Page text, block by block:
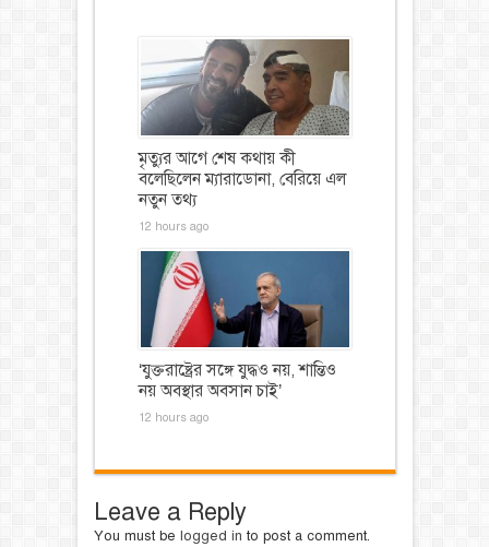
মৃত্যুর আগে শেষ কথায় কী
বলেছিলেন ম্যারাডোনা, বেরিয়ে এল
নতুন তথ্য
12 hours ago
‘যুক্তরাষ্ট্রের সঙ্গে যুদ্ধও নয়, শান্তিও
নয় অবস্থার অবসান চাই’
12 hours ago
Leave a Reply
You must be logged in to post a comment.